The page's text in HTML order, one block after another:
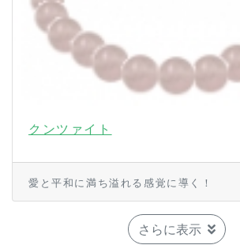
クンツァイト
愛と平和に満ち溢れる感覚に導く！
さらに表示